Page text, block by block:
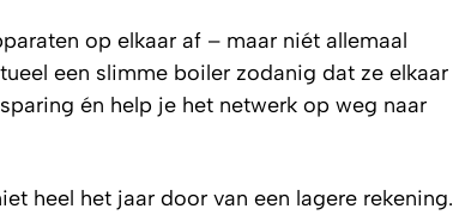
op elkaar af – maar niét allemaal
een slimme boiler zodanig dat ze elkaar
én help je het netwerk op weg naar
heel het jaar door van een lagere rekening.